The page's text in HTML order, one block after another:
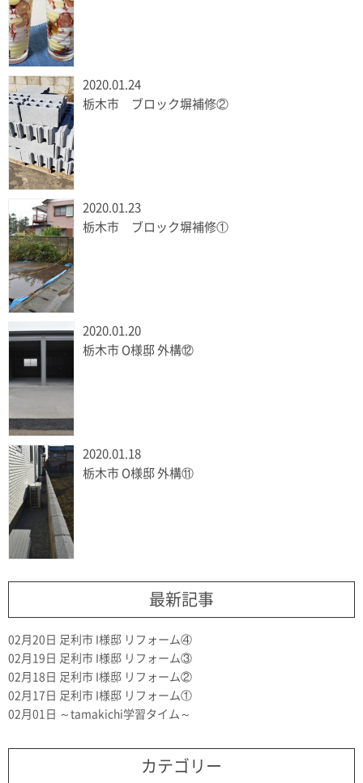
2020.01.24
栃木市 ブロック塀補修②
2020.01.23
栃木市 ブロック塀補修①
2020.01.20
栃木市 O様邸 外構⑫
2020.01.18
栃木市 O様邸 外構⑪
最新記事
02月20日 足利市 I様邸 リフォーム④
02月19日 足利市 I様邸 リフォーム③
02月18日 足利市 I様邸 リフォーム②
02月17日 足利市 I様邸 リフォーム①
02月01日
～tamakichi学習タイム～
カテゴリー